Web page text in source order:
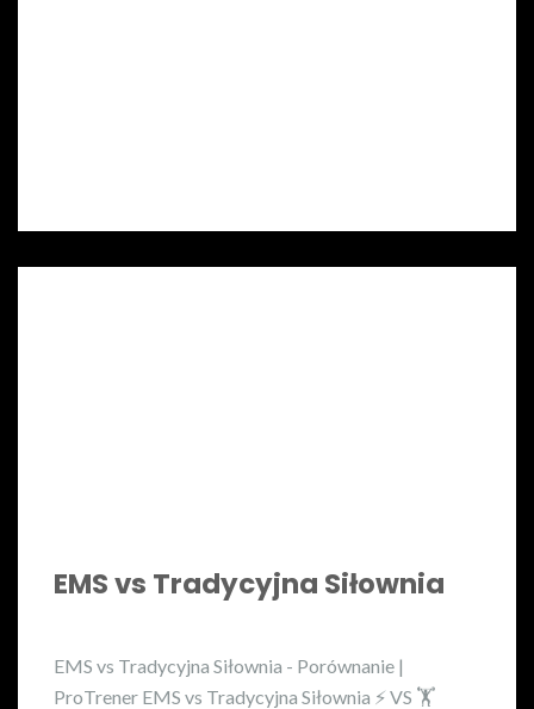
EMS vs Tradycyjna Siłownia
EMS vs Tradycyjna Siłownia - Porównanie |
ProTrener EMS vs Tradycyjna Siłownia ⚡ VS 🏋️